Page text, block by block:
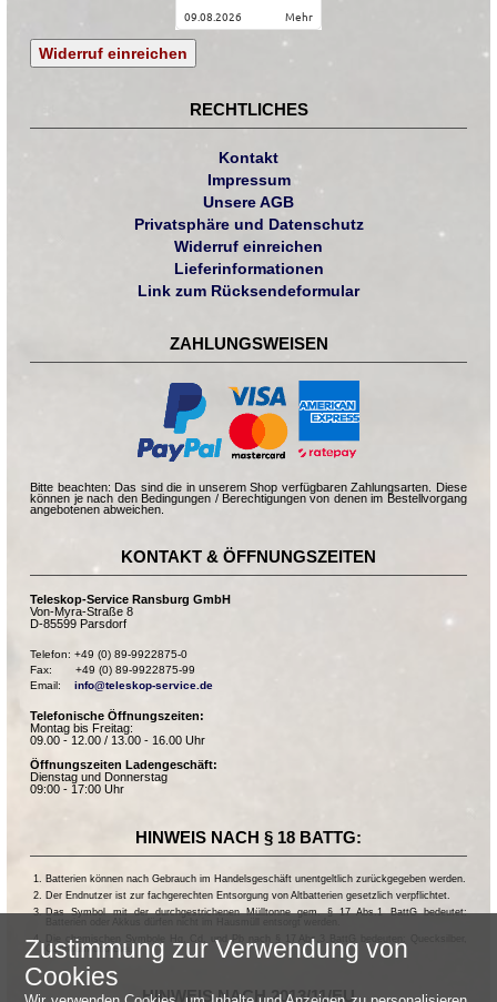
09.08.2026 mehr
Widerruf einreichen
RECHTLICHES
Kontakt
Impressum
Unsere AGB
Privatsphäre und Datenschutz
Widerruf einreichen
Lieferinformationen
Link zum Rücksendeformular
ZAHLUNGSWEISEN
Bitte beachten: Das sind die in unserem Shop verfügbaren Zahlungsarten. Diese
können je nach den Bedingungen / Berechtigungen von denen im Bestellvorgang
angebotenen abweichen.
KONTAKT & ÖFFNUNGSZEITEN
Teleskop-Service Ransburg GmbH
Von-Myra-Straße 8
D-85599 Parsdorf
Telefon: +49 (0) 89-9922875-0
Fax:       +49 (0) 89-9922875-99
Email: info@teleskop-service.de
Telefonische Öffnungszeiten:
Montag bis Freitag:
09.00 - 12.00 / 13.00 - 16.00 Uhr
Öffnungszeiten Ladengeschäft:
Dienstag und Donnerstag
09:00 - 17:00 Uhr
HINWEIS NACH § 18 BATTG:
Batterien können nach Gebrauch im Handelsgeschäft unentgeltlich zurückgegeben werden.
Der Endnutzer ist zur fachgerechten Entsorgung von Altbatterien gesetzlich verpflichtet.
Das Symbol mit der durchgestrichenen Mülltonne gem. § 17 Abs.1 BattG bedeutet:
Die chemischen Symbole Hg, Cd, und Pb nach § 17 Abs.3 BattG bedeuten: Quecksilber,
Cadmium und Blei.
HINWEIS NACH 2013/11/EU
Zustimmung zur Verwendung von
Cookies